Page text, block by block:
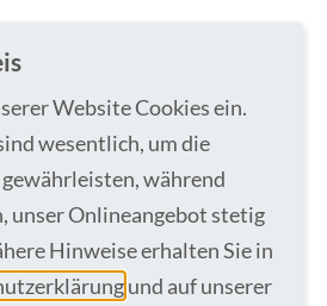
Website Cookies ein.
wesentlich, um die
während
unser Onlineangebot stetig
Hinweise erhalten Sie in
und auf unserer